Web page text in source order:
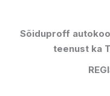
Sõiduproff
teenust ka